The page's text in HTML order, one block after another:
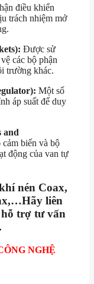
điều khiển
trách nhiệm mở
Được sử
các bộ phận
trường khác.
Một số
áp suất để duy
and
biến và bộ
động của van tự
nén Coax,
…Hãy liên
trợ tư vấn
NGHỆ